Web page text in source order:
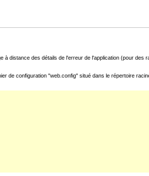
distance des détails de l'erreur de l'application (pour des
configuration "web.config" situé dans le répertoire